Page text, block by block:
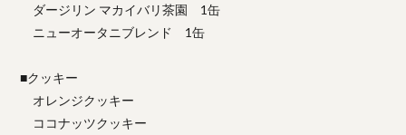
ダージリン マカイバリ茶園 1缶
ニューオータニブレンド 1缶
■クッキー
オレンジクッキー
ココナッツクッキー